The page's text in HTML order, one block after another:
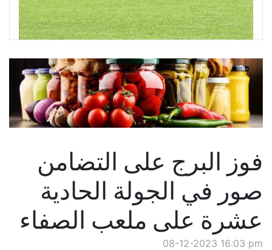
فوز البرج على التضامن
صور في الجولة الحادية
عشرة على ملعب الصفاء
08-12-2023 16:03 pm